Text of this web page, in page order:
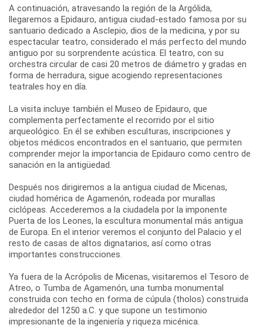
A continuación, atravesando la región de la Argólida,
llegaremos a Epidauro, antigua ciudad-estado famosa por su
santuario dedicado a Asclepio, dios de la medicina, y por su
espectacular teatro, considerado el más perfecto del mundo
antiguo por su sorprendente acústica. El teatro, con su
orchestra circular de casi 20 metros de diámetro y gradas en
forma de herradura, sigue acogiendo representaciones
teatrales hoy en día.
La visita incluye también el Museo de Epidauro, que
complementa perfectamente el recorrido por el sitio
arqueológico. En él se exhiben esculturas, inscripciones y
objetos médicos encontrados en el santuario, que permiten
comprender mejor la importancia de Epidauro como centro de
sanación en la antigüedad.
Después nos dirigiremos a la antigua ciudad de Micenas,
ciudad homérica de Agamenón, rodeada por murallas
ciclópeas. Accederemos a la ciudadela por la imponente
Puerta de los Leones, la escultura monumental más antigua
de Europa. En el interior veremos el conjunto del Palacio y el
resto de casas de altos dignatarios, así como otras
importantes construcciones.
Ya fuera de la Acrópolis de Micenas, visitaremos el Tesoro de
Atreo, o Tumba de Agamenón, una tumba monumental
construida con techo en forma de cúpula (tholos) construida
alrededor del 1250 a.C. y que supone un testimonio
impresionante de la ingeniería y riqueza micénica.